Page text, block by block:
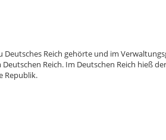
Deutsches Reich gehörte und im
Reich. Im Deutschen Reich hieß
Republik.